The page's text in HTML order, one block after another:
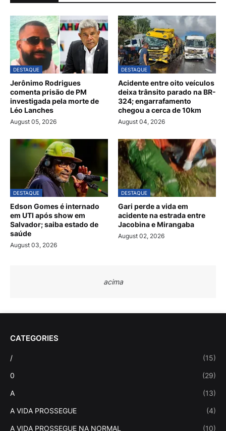
DESTAQUE
Jerônimo Rodrigues
comenta prisão de PM
investigada pela morte de
Léo Lanches
August 05, 2026
DESTAQUE
Acidente entre oito veículos
deixa trânsito parado na BR-
324; engarrafamento
chegou a cerca de 10km
August 04, 2026
DESTAQUE
Edson Gomes é internado
em UTI após show em
Salvador; saiba estado de
saúde
August 03, 2026
DESTAQUE
Gari perde a vida em
acidente na estrada entre
Jacobina e Mirangaba
August 02, 2026
acima
CATEGORIES
/ (15)
0 (29)
A (13)
A VIDA PROSSEGUE (4)
A VIDA PROSSEGUE NA NORMAL (10)